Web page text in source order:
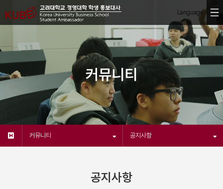
커뮤니티
커뮤니티 공지사항
공지사항